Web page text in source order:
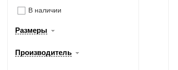
В наличии
Размеры
Производитель